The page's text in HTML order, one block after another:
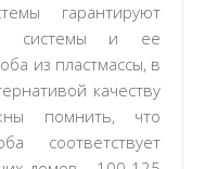
гарантируют
системы и ее
из пластмассы, в
качеству
помнить, что
соответствует